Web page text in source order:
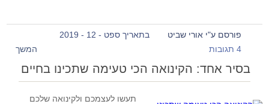
פורסם ע"י אורי שביט
בתאריך ספט - 12 - 2019
4 תגובות
המשך
בסיר אחד: הקינואה הכי טעימה שתכינו בחיים
תעשו לעצמכם ולקינואה שלכם